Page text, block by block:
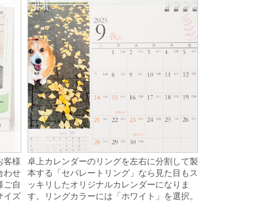
客様
わせ
ご自
イズ
卓上カレンダーのリングを左右に分割して製
本する「セパレートリング」なら見た目もス
ッキリしたオリジナルカレンダーになりま
す。リングカラーには「ホワイト」を選択。